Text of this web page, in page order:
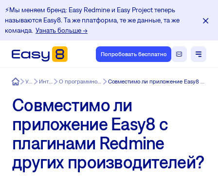
⚡️Мы меняем бренд: Easy Redmine и Easy Project теперь
называются Easy8. Та же платформа, те же данные, та же
команда. Узнать больше →
Попробовать бесплатно
Easy8 Услуги Интеграция О программном обеспечении Easy8 Совместимо ли приложение Easy8 с плагинами Redmine других производителей?
Совместимо ли
приложение Easy8 с
плагинами Redmine
других производителей?